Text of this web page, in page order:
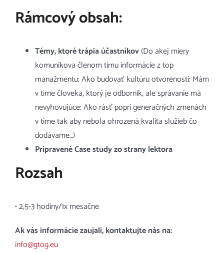
Rámcový obsah:
Témy, ktoré trápia účastníkov(Do akej miery
komunikova členom tímu informácie z top
manažmentu; Ako budovať kultúru otvorenosti; Mám
v tíme človeka, ktorý je odborník, ale správanie má
nevyhovujúce; Ako rásť popri generačných zmenách
v tíme tak aby nebola ohrozená kvalita služieb čo
dodávame…)
Pripravené Case study zo strany lektora
Rozsah
• 2,5-3 hodiny/1x mesačne
Ak vás informácie zaujali, kontaktujte nás na:
info@gtog.eu